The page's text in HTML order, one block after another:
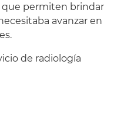
que permiten brindar
avanzar en
de radiología